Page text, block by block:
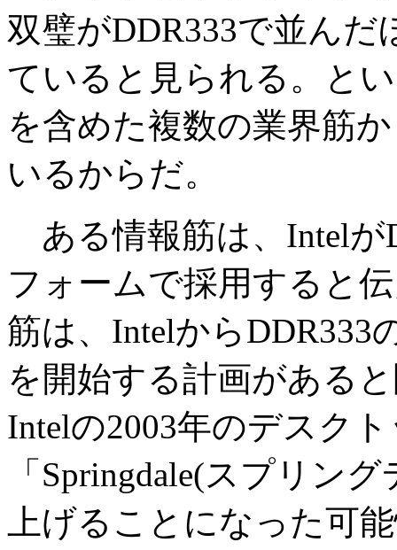
双璧がDDR333で並ん
ていると見られる。と
を含めた複数の業界筋
いるからだ。
ある情報筋は、Intelが
フォームで採用すると
筋は、IntelからDDR333
を開始する計画がある
Intelの2003年のデスク
「Springdale(スプリン
上げることになった可